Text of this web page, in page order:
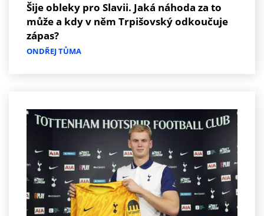
Šije obleky pro Slavii. Jaká náhoda za to
může a kdy v něm Trpišovský odkoučuje
zápas?
ONDŘEJ TŮMA